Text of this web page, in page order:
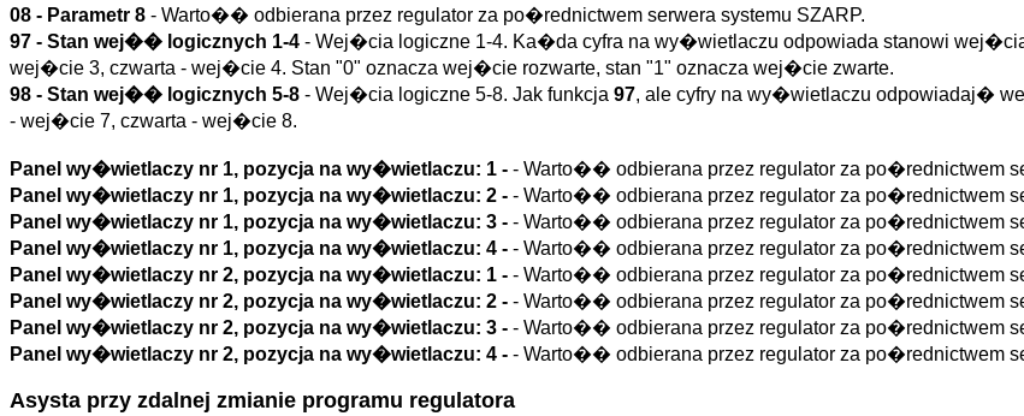
08 - Parametr 8 - Warto�� odbierana przez regulator za po�rednictwem serwera systemu SZARP.
97 - Stan wej�� logicznych 1-4 - Wej�cia logiczne 1-4. Ka�da cyfra na wy�wietlaczu odpowiada stanowi
wej�cie 3, czwarta - wej�cie 4. Stan "0" oznacza wej�cie rozwarte, stan "1" oznacza wej�cie zwarte.
98 - Stan wej�� logicznych 5-8 - Wej�cia logiczne 5-8. Jak funkcja 97, ale cyfry na wy�wietlaczu odpowiadaj�
- wej�cie 7, czwarta - wej�cie 8.
Panel wy�wietlaczy nr 1, pozycja na wy�wietlaczu: 1 - - Warto�� odbierana przez regulator za po�rednictwem
Panel wy�wietlaczy nr 1, pozycja na wy�wietlaczu: 2 - - Warto�� odbierana przez regulator za po�rednictwem
Panel wy�wietlaczy nr 1, pozycja na wy�wietlaczu: 3 - - Warto�� odbierana przez regulator za po�rednictwem
Panel wy�wietlaczy nr 1, pozycja na wy�wietlaczu: 4 - - Warto�� odbierana przez regulator za po�rednictwem
Panel wy�wietlaczy nr 2, pozycja na wy�wietlaczu: 1 - - Warto�� odbierana przez regulator za po�rednictwem
Panel wy�wietlaczy nr 2, pozycja na wy�wietlaczu: 2 - - Warto�� odbierana przez regulator za po�rednictwem
Panel wy�wietlaczy nr 2, pozycja na wy�wietlaczu: 3 - - Warto�� odbierana przez regulator za po�rednictwem
Panel wy�wietlaczy nr 2, pozycja na wy�wietlaczu: 4 - - Warto�� odbierana przez regulator za po�rednictwem
Asysta przy zdalnej zmianie programu regulatora